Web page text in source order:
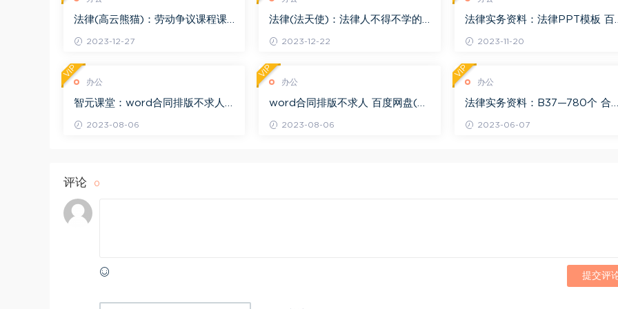
法律(高云熊猫)：劳动争议课程课
盘(5.81M)
2023-12-27
法律(法天使)：法律人不得不学的
2023-12-22
法律实务资料：法律PPT模板 百
2023-11-20
办公
智元课堂：word合同排版不求人
2023-08-06
VIP
办公
word合同排版不求人 百度网盘(4
2023-08-06
VIP
办公
法律实务资料：B37—780个 合同
2023-06-07
VIP
评论 0
提交评